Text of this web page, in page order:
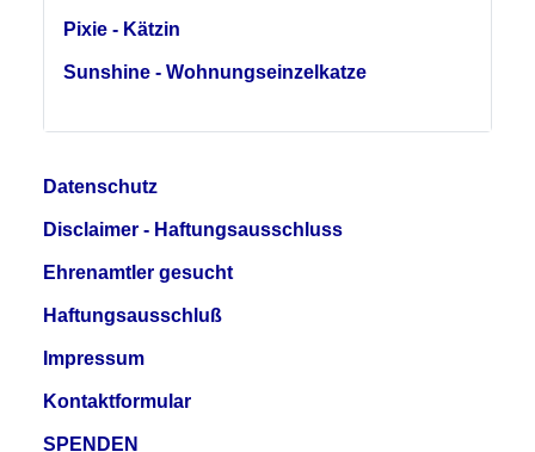
Pixie - Kätzin
Sunshine - Wohnungseinzelkatze
Datenschutz
Disclaimer - Haftungsausschluss
Ehrenamtler gesucht
Haftungsausschluß
Impressum
Kontaktformular
SPENDEN